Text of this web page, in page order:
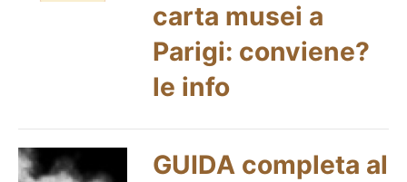
carta musei a
Parigi: conviene?
le info
GUIDA completa al